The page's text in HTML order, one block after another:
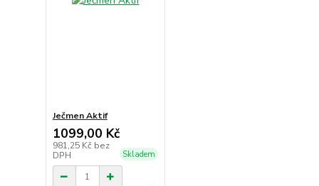
Ječmen Aktif
1099,00 Kč
981,25 Kč bez
DPH
Skladem